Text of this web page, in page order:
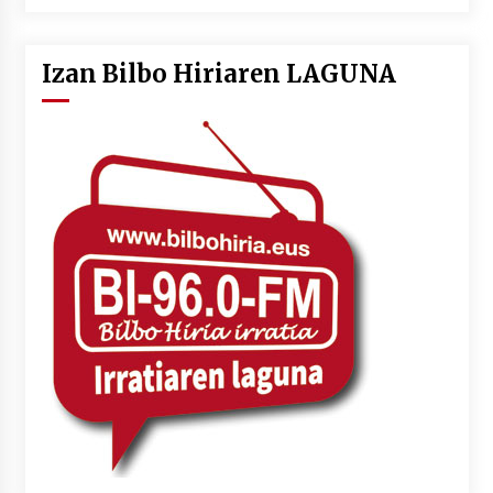
Izan Bilbo Hiriaren LAGUNA